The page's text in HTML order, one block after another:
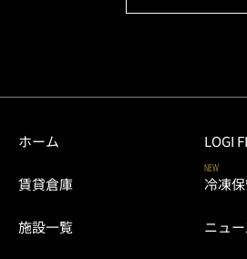
ホーム LOGI
賃貸倉庫
NEW
冷凍
施設一覧 ニュー